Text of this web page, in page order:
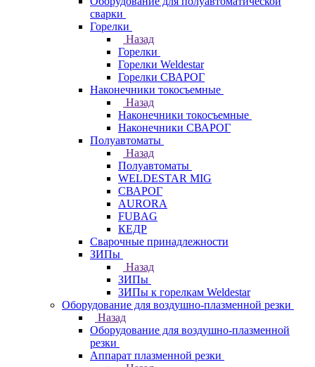
сварки
Горелки
Назад
Горелки
Горелки Weldestar
Горелки СВАРОГ
Наконечники токосъемные
Назад
Наконечники токосъемные
Наконечники СВАРОГ
Полуавтоматы
Назад
Полуавтоматы
WELDESTAR MIG
СВАРОГ
AURORA
FUBAG
КЕДР
Сварочные принадлежности
ЗИПы
Назад
ЗИПы
ЗИПы к горелкам Weldestar
Оборудование для воздушно-плазменной резки
Назад
Оборудование для воздушно-плазменной
резки
Аппарат плазменной резки